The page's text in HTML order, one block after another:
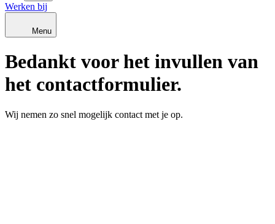
Werken bij
Menu
Bedankt voor het invullen van
het contactformulier.
Wij nemen zo snel mogelijk contact met je op.